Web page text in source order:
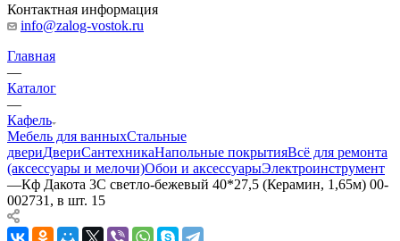
Контактная информация
info@zalog-vostok.ru
Главная
—
Каталог
—
Кафель
Мебель для ванныхСтальные
двериДвериСантехникаНапольные покрытияВсё для ремонта
(аксессуары и мелочи)Обои и аксессуарыЭлектроинструмент
—Кф Дакота 3С светло-бежевый 40*27,5 (Керамин, 1,65м) 00-
002731, в шт. 15